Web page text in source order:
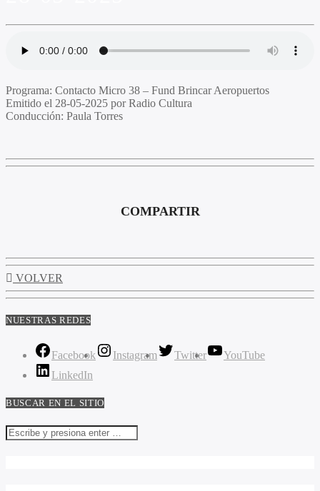
Programa: Contacto Micro 38 – Fund Brincar Aeropuertos
Emitido el 28-05-2025 por Radio Cultura
Conducción: Paula Torres
COMPARTIR
VOLVER
NUESTRAS REDES
Facebook Instagram Twitter
YouTube
LinkedIn
BUSCAR EN EL SITIO